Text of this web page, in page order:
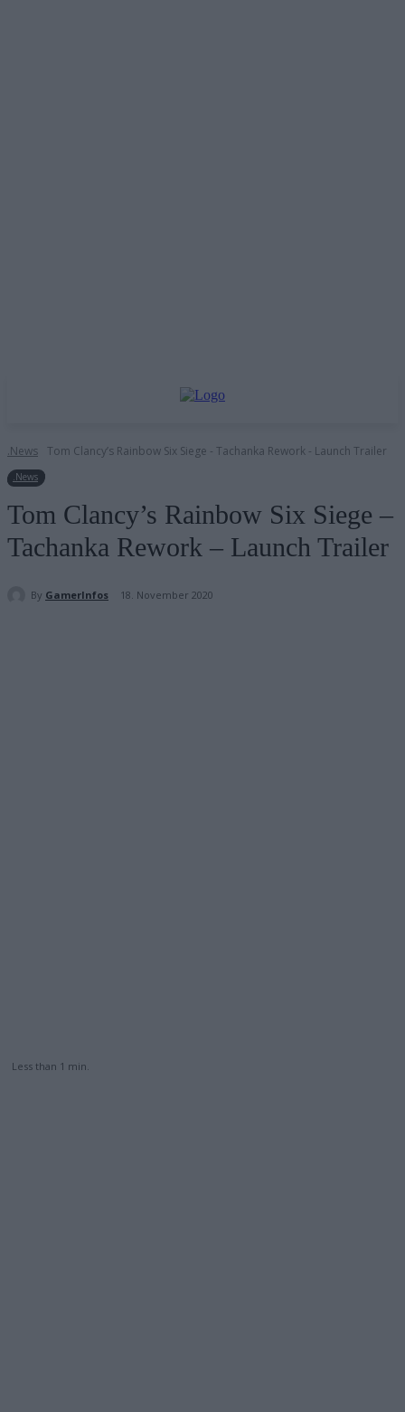
.News Tom Clancy’s Rainbow Six Siege - Tachanka Rework - Launch Trailer
.News
Tom Clancy’s Rainbow Six Siege –
Tachanka Rework – Launch Trailer
By GamerInfos 18. November 2020
Less than 1 min.